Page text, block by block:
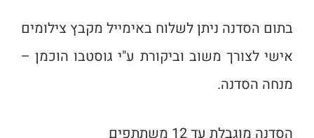
בתום הסדנה ניתן לשלוח באימייל מקבץ צילומים
אישי לצורך משוב וביקורת ע"י גוסטבו הוכמן –
מנחה הסדנה.
הסדנה מוגבלת עד 12 משתתפים